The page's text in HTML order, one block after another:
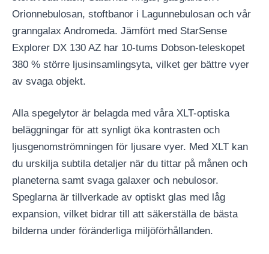
Orionnebulosan, stoftbanor i Lagunnebulosan och vår
granngalax Andromeda. Jämfört med StarSense
Explorer DX 130 AZ har 10-tums Dobson-teleskopet
380 % större ljusinsamlingsyta, vilket ger bättre vyer
av svaga objekt.
Alla spegelytor är belagda med våra XLT-optiska
beläggningar för att synligt öka kontrasten och
ljusgenomströmningen för ljusare vyer. Med XLT kan
du urskilja subtila detaljer när du tittar på månen och
planeterna samt svaga galaxer och nebulosor.
Speglarna är tillverkade av optiskt glas med låg
expansion, vilket bidrar till att säkerställa de bästa
bilderna under föränderliga miljöförhållanden.